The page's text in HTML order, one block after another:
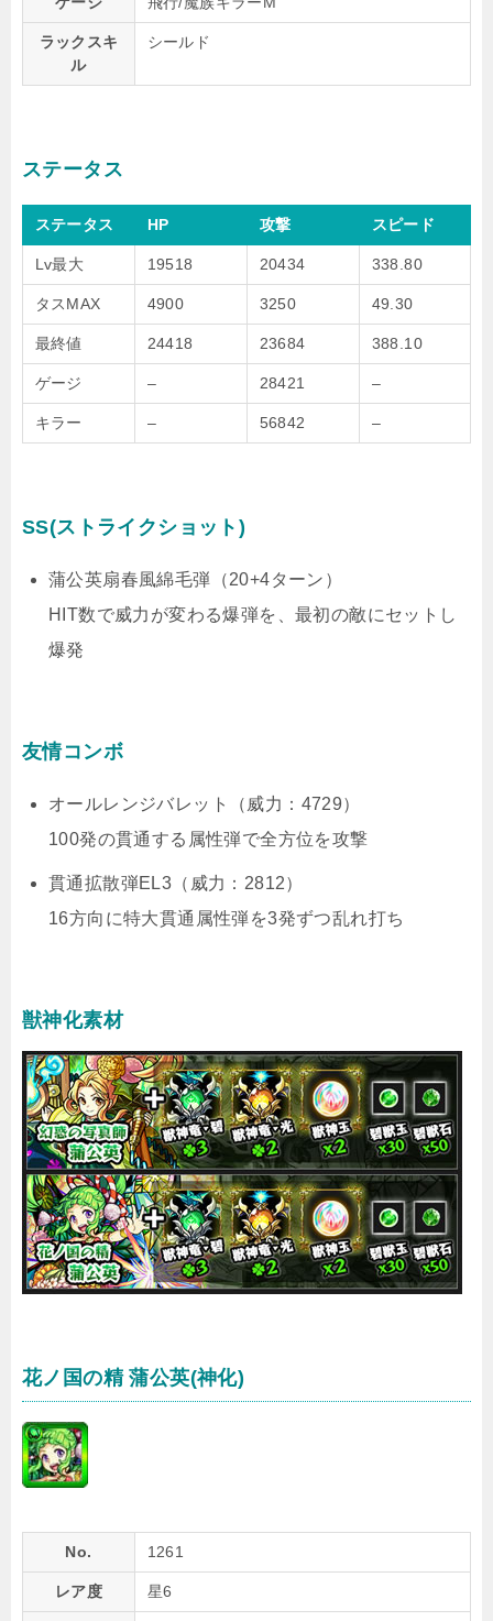
ラックスキ
ル
シールド
ステータス
ステータス HP 攻撃 スピード
Lv最大 19518 20434 338.80
タスMAX 4900 3250 49.30
最終値 24418 23684 388.10
ゲージ – 28421 –
キラー – 56842 –
SS(ストライクショット)
蒲公英扇春風綿毛弾（20+4ターン）
HIT数で威力が変わる爆弾を、最初の敵にセットし
爆発
友情コンボ
オールレンジバレット（威力：4729）
100発の貫通する属性弾で全方位を攻撃
貫通拡散弾EL3（威力：2812）
16方向に特大貫通属性弾を3発ずつ乱れ打ち
獣神化素材
花ノ国の精 蒲公英(神化)
No. 1261
レア度 星6